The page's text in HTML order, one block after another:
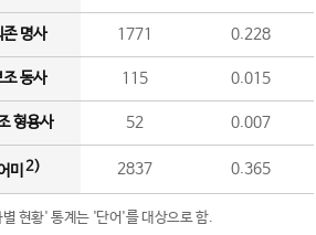
존 명사 1771 0.228
조 동사 115 0.015
형용사 52 0.007
미 2) 2837 0.365
현황' 통계는 '단어'를 대상으로 함.